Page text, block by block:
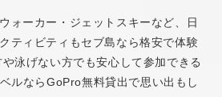
ォーカー・ジェットスキーなど、日
ティビティもセブ島なら格安で体験
泳げない方でも安心して参加できる
ルならGoPro無料貸出で思い出もし